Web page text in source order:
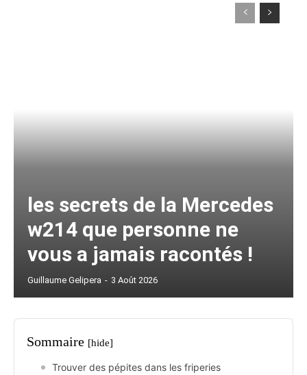
les secrets de la Mercedes
w214 que personne ne
vous a jamais racontés !
Guillaume Gelipera - 3 Août 2026
Sommaire [hide]
Trouver des pépites dans les friperies